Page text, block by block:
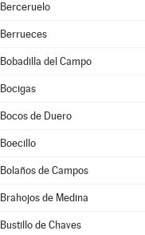
Berceruelo
Berrueces
Bobadilla del Campo
Bocigas
Bocos de Duero
Boecillo
Bolaños de Campos
Brahojos de Medina
Bustillo de Chaves